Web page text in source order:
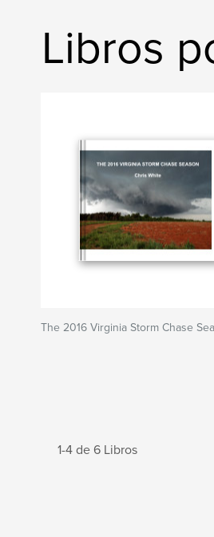
Libros
The 2016 Virginia Storm Chase
1-4 de 6 Libros